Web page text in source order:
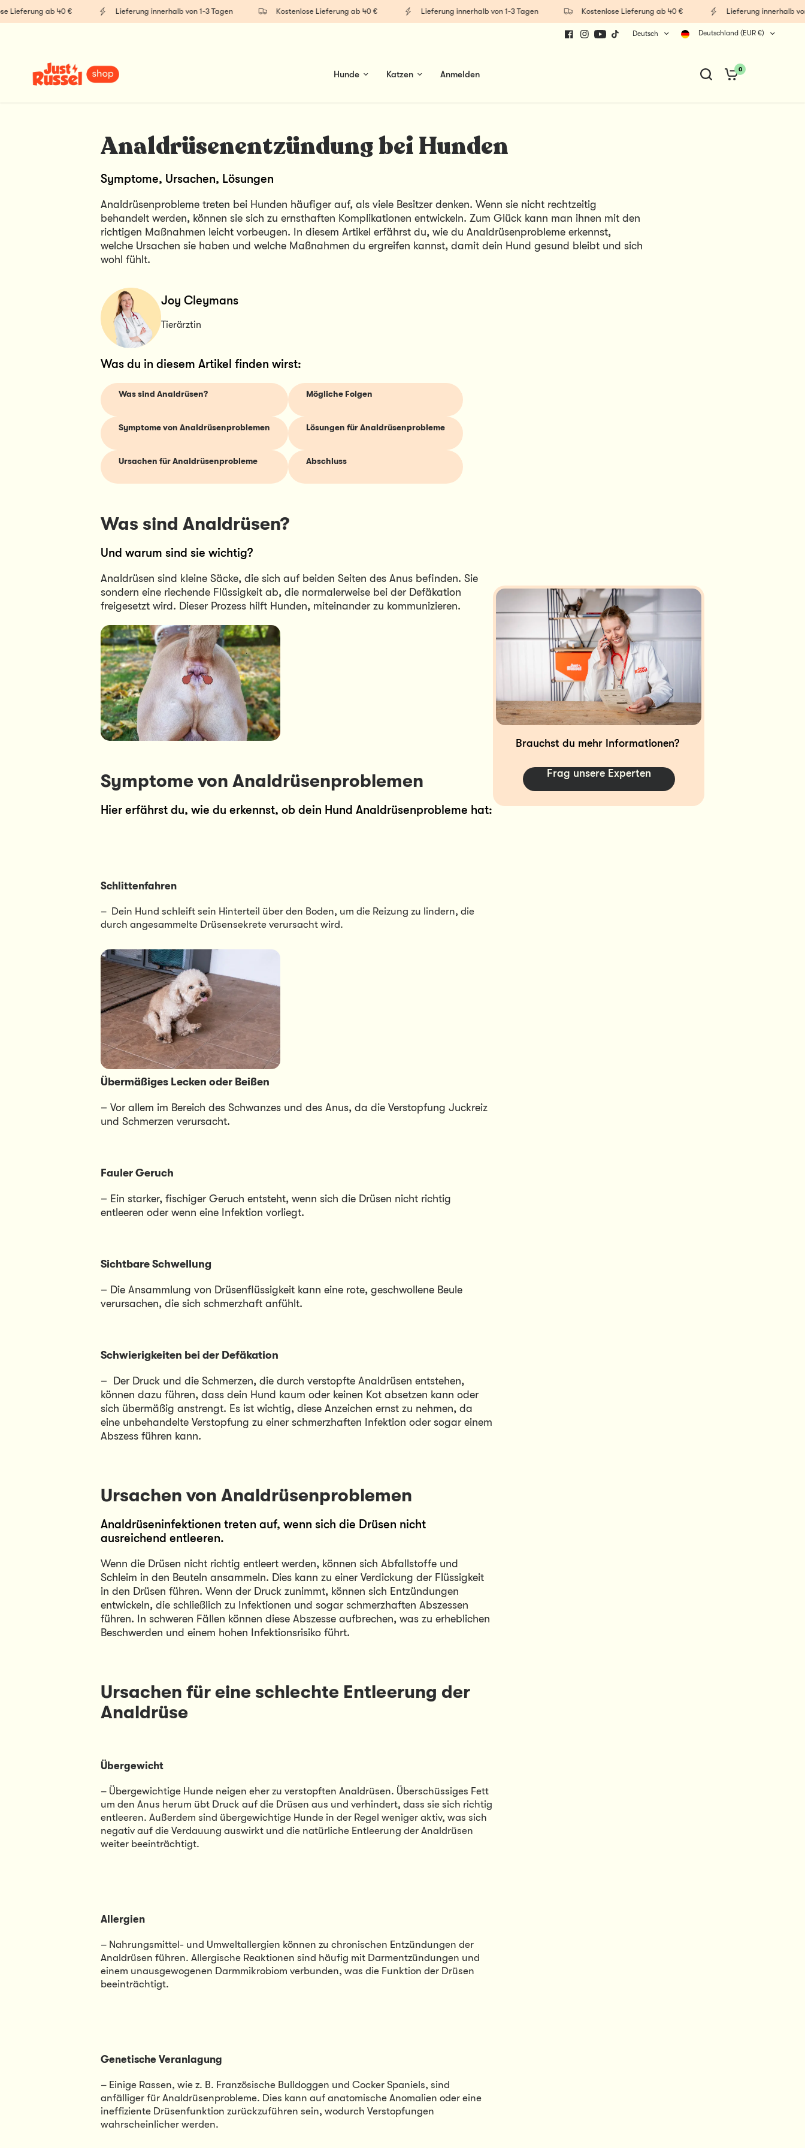
ab 40 € Lieferung innerhalb von 1-3 Tagen Kostenlose Lieferung ab 40 € Lieferung innerhalb von 1-3 Tagen Kostenlose Lieferung ab 40 € Lieferung innerhalb von 1-
Deutsch Deutschland (EUR €)
Hunde Katzen Anmelden 0
Analdrüsenentzündung bei Hunden
Symptome, Ursachen, Lösungen
Analdrüsenprobleme treten bei Hunden häufiger auf, als viele Besitzer denken. Wenn sie nicht rechtzeitig
behandelt werden, können sie sich zu ernsthaften Komplikationen entwickeln. Zum Glück kann man ihnen mit den
richtigen Maßnahmen leicht vorbeugen. In diesem Artikel erfährst du, wie du Analdrüsenprobleme erkennst,
welche Ursachen sie haben und welche Maßnahmen du ergreifen kannst, damit dein Hund gesund bleibt und sich
wohl fühlt.
Joy Cleymans
Tierärztin
Was du in diesem Artikel finden wirst:
Was sind Analdrüsen?
Symptome von Analdrüsenproblemen
Ursachen für Analdrüsenprobleme
Mögliche Folgen
Lösungen für Analdrüsenprobleme
Abschluss
Was sind Analdrüsen?
Und warum sind sie wichtig?
Analdrüsen sind kleine Säcke, die sich auf beiden Seiten des Anus befinden. Sie
sondern eine riechende Flüssigkeit ab, die normalerweise bei der Defäkation
freigesetzt wird. Dieser Prozess hilft Hunden, miteinander zu kommunizieren.
Symptome von Analdrüsenproblemen
Hier erfährst du, wie du erkennst, ob dein Hund Analdrüsenprobleme hat:
Schlittenfahren
–  Dein Hund schleift sein Hinterteil über den Boden, um die Reizung zu lindern, die
durch angesammelte Drüsensekrete verursacht wird.
Übermäßiges Lecken oder Beißen
– Vor allem im Bereich des Schwanzes und des Anus, da die Verstopfung Juckreiz
und Schmerzen verursacht.
Fauler Geruch
– Ein starker, fischiger Geruch entsteht, wenn sich die Drüsen nicht richtig
entleeren oder wenn eine Infektion vorliegt.
Sichtbare Schwellung
– Die Ansammlung von Drüsenflüssigkeit kann eine rote, geschwollene Beule
verursachen, die sich schmerzhaft anfühlt.
Schwierigkeiten bei der Defäkation
–  Der Druck und die Schmerzen, die durch verstopfte Analdrüsen entstehen,
können dazu führen, dass dein Hund kaum oder keinen Kot absetzen kann oder
sich übermäßig anstrengt. Es ist wichtig, diese Anzeichen ernst zu nehmen, da
eine unbehandelte Verstopfung zu einer schmerzhaften Infektion oder sogar einem
Abszess führen kann.
Ursachen von Analdrüsenproblemen
Analdrüseninfektionen treten auf, wenn sich die Drüsen nicht
ausreichend entleeren.
Wenn die Drüsen nicht richtig entleert werden, können sich Abfallstoffe und
Schleim in den Beuteln ansammeln. Dies kann zu einer Verdickung der Flüssigkeit
in den Drüsen führen. Wenn der Druck zunimmt, können sich Entzündungen
entwickeln, die schließlich zu Infektionen und sogar schmerzhaften Abszessen
führen. In schweren Fällen können diese Abszesse aufbrechen, was zu erheblichen
Beschwerden und einem hohen Infektionsrisiko führt.
Ursachen für eine schlechte Entleerung der
Analdrüse
Übergewicht
– Übergewichtige Hunde neigen eher zu verstopften Analdrüsen. Überschüssiges Fett
um den Anus herum übt Druck auf die Drüsen aus und verhindert, dass sie sich richtig
entleeren. Außerdem sind übergewichtige Hunde in der Regel weniger aktiv, was sich
negativ auf die Verdauung auswirkt und die natürliche Entleerung der Analdrüsen
weiter beeinträchtigt.
Allergien
– Nahrungsmittel- und Umweltallergien können zu chronischen Entzündungen der
Analdrüsen führen. Allergische Reaktionen sind häufig mit Darmentzündungen und
einem unausgewogenen Darmmikrobiom verbunden, was die Funktion der Drüsen
beeinträchtigt.
Genetische Veranlagung
– Einige Rassen, wie z. B. Französische Bulldoggen und Cocker Spaniels, sind
anfälliger für Analdrüsenprobleme. Dies kann auf anatomische Anomalien oder eine
ineffiziente Drüsenfunktion zurückzuführen sein, wodurch Verstopfungen
wahrscheinlicher werden.
Brauchst du mehr Informationen?
Frag unsere Experten